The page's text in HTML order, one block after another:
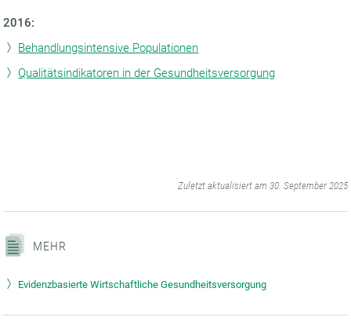
2016:
Behandlungsintensive Populationen
Qualitätsindikatoren in der Gesundheitsversorgung
Zuletzt aktualisiert am 30. September 2025
MEHR
Evidenzbasierte Wirtschaftliche Gesundheitsversorgung